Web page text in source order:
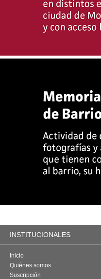
INSTITUCIONALES
Inicio
Quiénes somos
Suscripción